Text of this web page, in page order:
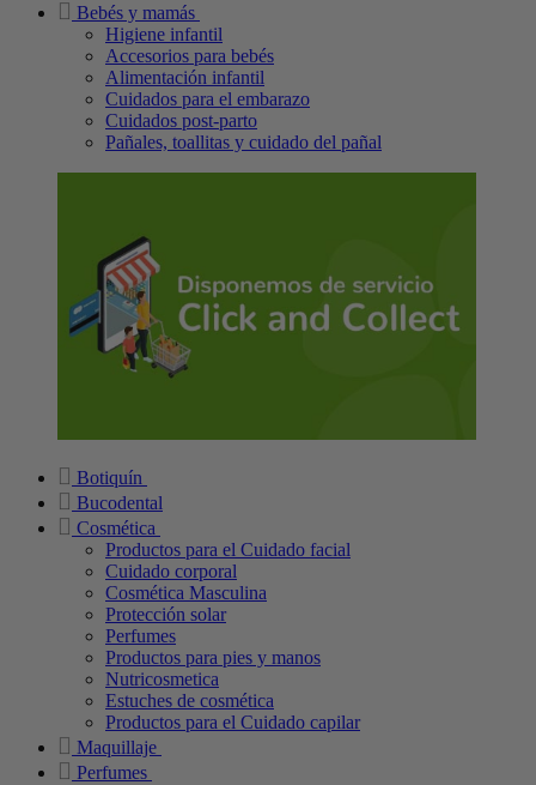
Bebés y mamás
Higiene infantil
Accesorios para bebés
Alimentación infantil
Cuidados para el embarazo
Cuidados post-parto
Pañales, toallitas y cuidado del pañal
Botiquín
Bucodental
Cosmética
Productos para el Cuidado facial
Cuidado corporal
Cosmética Masculina
Protección solar
Perfumes
Productos para pies y manos
Nutricosmetica
Estuches de cosmética
Productos para el Cuidado capilar
Maquillaje
Perfumes